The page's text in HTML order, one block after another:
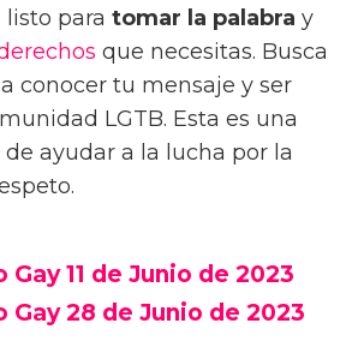
listo para tomar la palabra y
que necesitas. Busca
conocer tu mensaje y ser
LGTB. Esta es una
ayudar a la lucha por la
11 de Junio de 2023
Gay 28 de Junio de 2023